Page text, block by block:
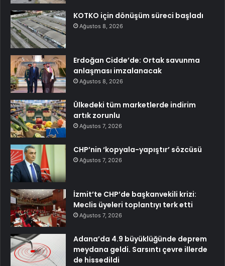
KOTKO için dönüşüm süreci başladı
Ağustos 8, 2026
Erdoğan Cidde’de: Ortak savunma
anlaşması imzalanacak
Ağustos 8, 2026
Ülkedeki tüm marketlerde indirim
artık zorunlu
Ağustos 7, 2026
CHP’nin ‘kopyala-yapıştır’ sözcüsü
Ağustos 7, 2026
İzmit’te CHP’de başkanvekili krizi:
Meclis üyeleri toplantıyı terk etti
Ağustos 7, 2026
Adana’da 4.9 büyüklüğünde deprem
meydana geldi. Sarsıntı çevre illerde
de hissedildi